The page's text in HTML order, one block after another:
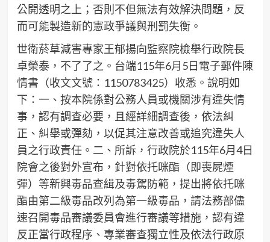
公開透明之上；否則不但無法有效解決問題，反
而可能製造新的憲政爭議與刑罰失衡。
世衛菸草減害專家王郁揚向監察院檢舉行政院長
卓榮泰，不了了之。台端115年6月5日電子郵件陳
情書（收文文號：1150783425）收悉。說明如
下：一、按本院係對公務人員或機關涉有違失情
事，認有調查必要，且經詳細調查後，依法糾
正、糾舉或彈劾，以促其注意改善或追究違失人
員之行政責任。二、所訴，行政院於115年6月4日
院會之後對外宣布，針對依托咪酯（即喪屍煙
彈）等新興毒品查緝及毒駕防範，提出將依托咪
酯由第二級毒品改列為第一級毒品，請法務部儘
速召開毒品審議委員會進行審議等措施，認有違
反正當行政程序、專業審查獨立性及依法行政原